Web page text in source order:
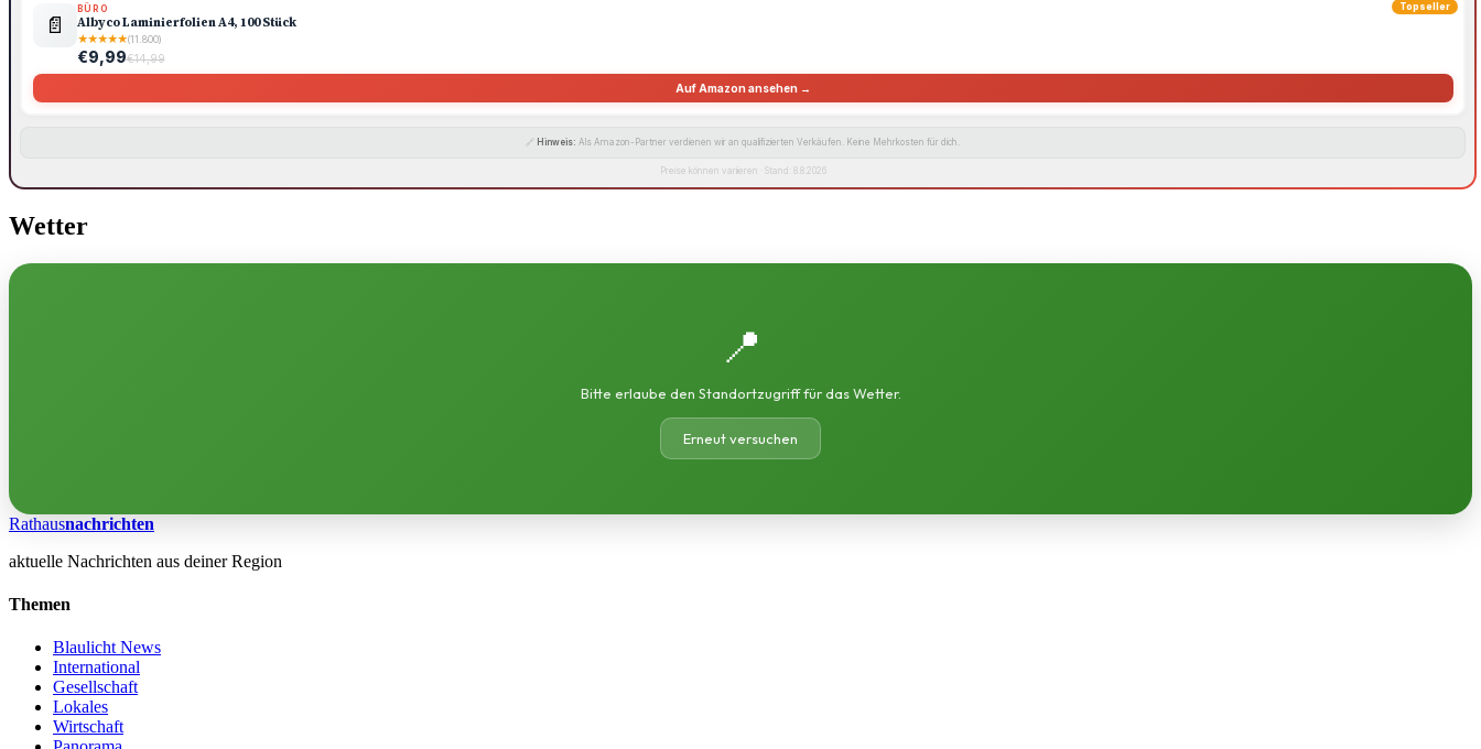
Topseller
📄
BÜRO
Albyco Laminierfolien A4, 100 Stück
★★★★★(11.800)
€9,99€14,99
Auf Amazon ansehen →
🔗 Hinweis: Als Amazon-Partner verdienen wir an qualifizierten Verkäufen. Keine Mehrkosten für dich.
Preise können variieren · Stand: 8.8.2026
Wetter
📍
Bitte erlaube den Standortzugriff für das Wetter.
Erneut versuchen
Rathausnachrichten
aktuelle Nachrichten aus deiner Region
Themen
Blaulicht News
International
Gesellschaft
Lokales
Wirtschaft